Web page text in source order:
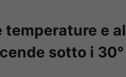
temperature e al
sotto i 30°